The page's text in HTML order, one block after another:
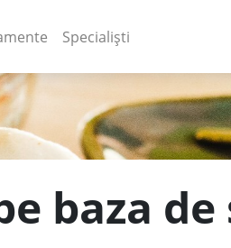
Specialiști
baza de